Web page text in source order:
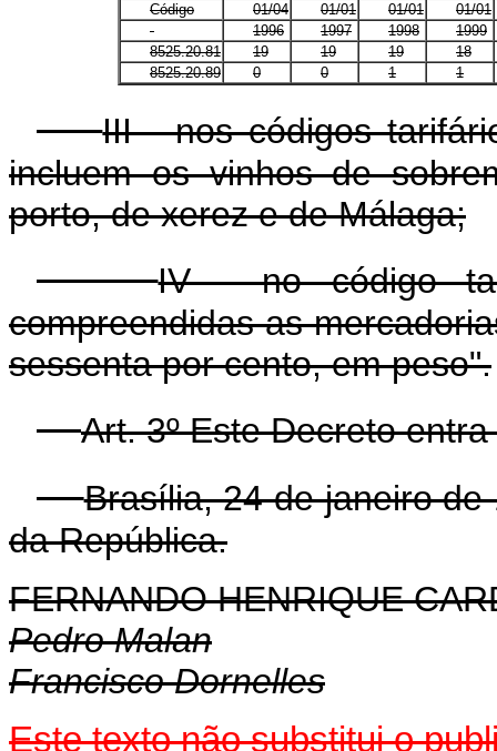
Código 01/04 01/01 01/01
01/01
1996
1997 1998
1999
8525.20.81
19 19 19
18
8525.20.89
0 0 1 1
III - nos códigos
incluem os vinhos de
porto, de xerez e de Málaga;
IV - no código
compreendidas as
sessenta por cento, em peso".
Art. 3º Este Decreto
Brasília, 24 de janeiro de
da República.
FERNANDO HENRIQUE
Pedro Malan
Francisco Dornelles
Este texto não substitui o